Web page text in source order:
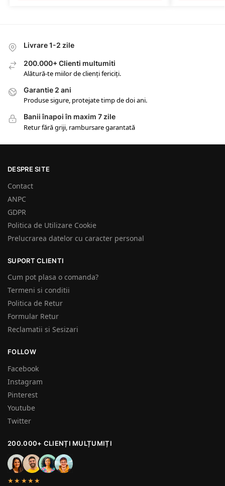
Livrare 1-2 zile
200.000+ Clienti multumiti
Alătură-te miilor de clienți fericiți.
Garantie 2 ani
Produse sigure, protejate timp de doi ani.
Banii înapoi în maxim 7 zile
Retur fără griji, rambursare garantată
DESPRE SITE
Contact
ANPC
GDPR
Politica de Utilizare Cookie
Prelucrarea datelor cu caracter personal
SUPORT CLIENTI
Cum pot plasa o comanda?
Termeni si conditii
Politica de Retur
Formular Retur
Reclamatii si Sesizari
FOLLOW
Facebook
Instagram
Pinterest
Youtube
Twitter
200.000+ CLIENȚI MULȚUMIȚI
★★★★★